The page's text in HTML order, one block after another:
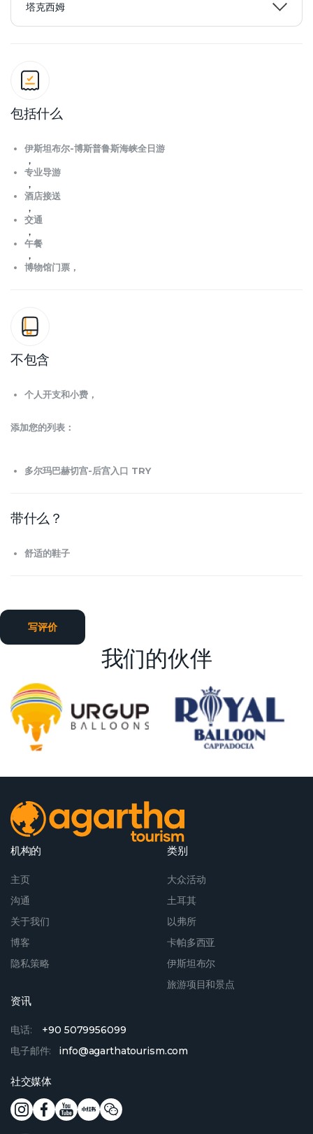
塔克西姆
包括什么
伊斯坦布尔-博斯普鲁斯海峡全日游
，
专业导游
，
酒店接送
，
交通
，
午餐
，
博物馆门票，
不包含
个人开支和小费，
添加您的列表：
多尔玛巴赫切宫-后宫入口 TRY
带什么？
舒适的鞋子
写评价
我们的伙伴
机构的
主页
沟通
关于我们
博客
隐私策略
类别
大众活动
土耳其
以弗所
卡帕多西亚
伊斯坦布尔
旅游项目和景点
资讯
电话:
+90 5079956099
电子邮件:
info@agarthatourism.com
社交媒体